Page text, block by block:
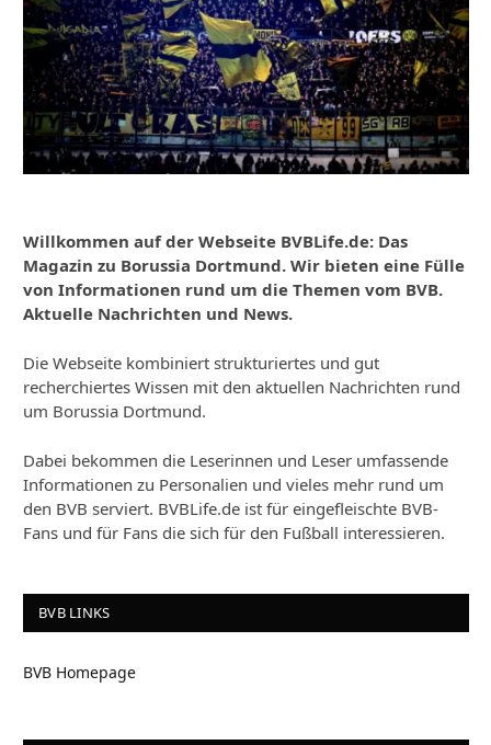
Willkommen auf der Webseite BVBLife.de: Das
Magazin zu Borussia Dortmund. Wir bieten eine Fülle
von Informationen rund um die Themen vom BVB.
Aktuelle Nachrichten und News.
Die Webseite kombiniert strukturiertes und gut
recherchiertes Wissen mit den aktuellen Nachrichten rund
um Borussia Dortmund.
Dabei bekommen die Leserinnen und Leser umfassende
Informationen zu Personalien und vieles mehr rund um
den BVB serviert. BVBLife.de ist für eingefleischte BVB-
Fans und für Fans die sich für den Fußball interessieren.
BVB LINKS
BVB Homepage